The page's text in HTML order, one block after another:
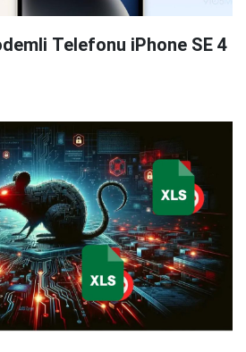
Telefonu iPhone SE 4